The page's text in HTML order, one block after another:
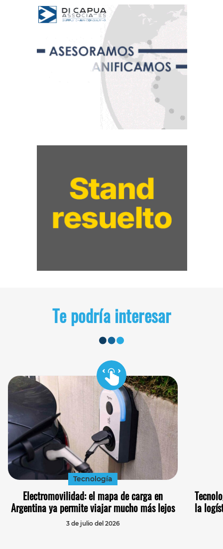
Te podría interesar
Tecnología
Electromovilidad: el mapa de carga en
Argentina ya permite viajar mucho más lejos
3 de julio del 2026
la